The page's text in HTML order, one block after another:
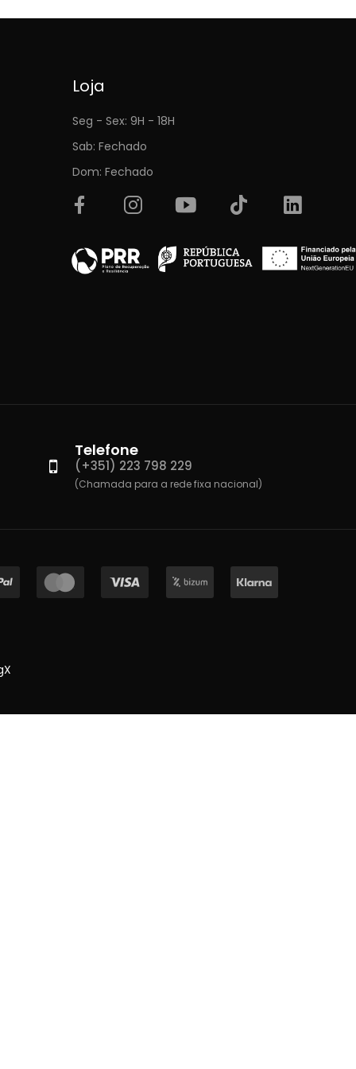
Loja
Seg - Sex: 9H - 18H
Sab: Fechado
Dom: Fechado
Telefone
(+351) 223 798 229
(Chamada para a rede fixa nacional)